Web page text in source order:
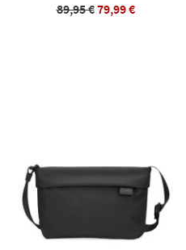
89,95 €79,99 €